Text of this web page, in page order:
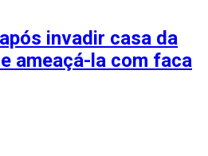
invadir casa da
ameaçá-la com faca